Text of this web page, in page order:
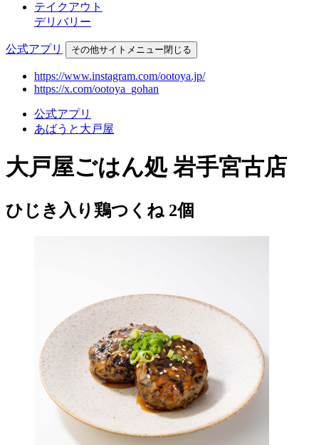
テイクアウト
デリバリー
公式アプリ その他サイトメニュー閉じる
https://www.instagram.com/ootoya.jp/
https://x.com/ootoya_gohan
公式アプリ
あばうと大戸屋
大戸屋ごはん処 岩手宮古店
ひじき入り鶏つくね 2個